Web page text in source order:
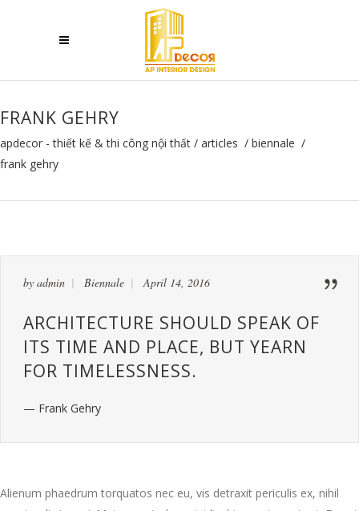
FRANK GEHRY
apdecor - thiết kế & thi công nội thất / articles / biennale /
frank gehry
by admin Biennale April 14, 2016
ARCHITECTURE SHOULD SPEAK OF
ITS TIME AND PLACE, BUT YEARN
FOR TIMELESSNESS.
— Frank Gehry
Alienum phaedrum torquatos nec eu, vis detraxit periculis ex, nihil